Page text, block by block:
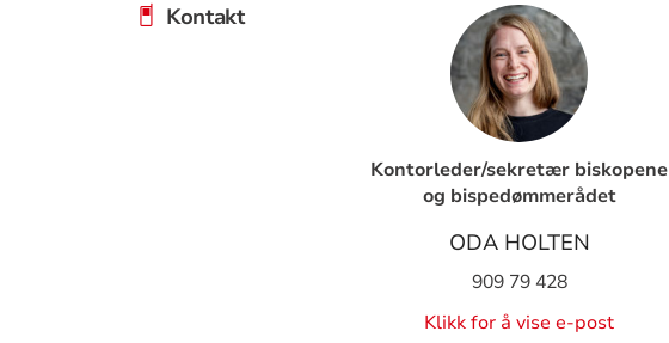
Kontakt
Kontorleder/sekretær biskopene
og bispedømmerådet
ODA HOLTEN
909 79 428
Klikk for å vise e-post